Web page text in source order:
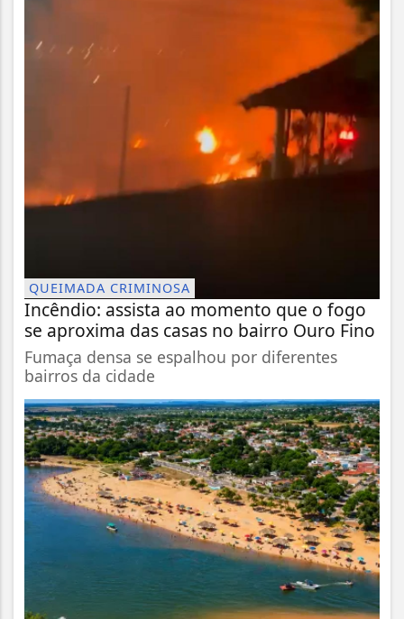
QUEIMADA CRIMINOSA
Incêndio: assista ao momento que o fogo
se aproxima das casas no bairro Ouro Fino
Fumaça densa se espalhou por diferentes
bairros da cidade